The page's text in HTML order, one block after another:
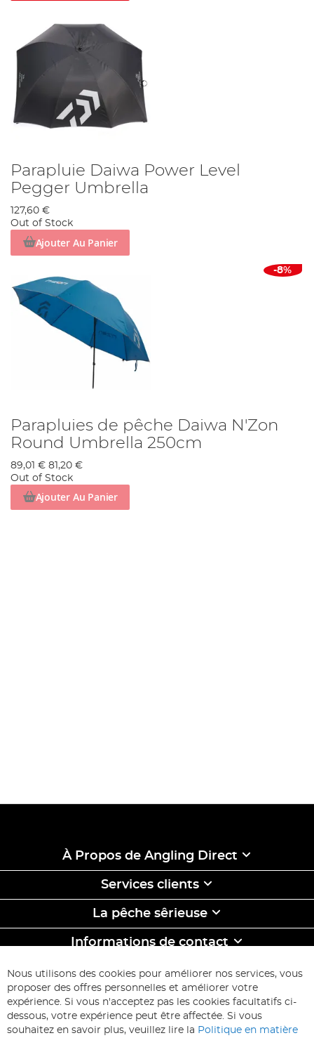
Parapluie Daiwa Power Level
Pegger Umbrella
127,60 €
Out of Stock
Ajouter Au Panier
-8%
Parapluies de pêche Daiwa N'Zon
Round Umbrella 250cm
89,01 € 81,20 €
Out of Stock
Ajouter Au Panier
À Propos de Angling Direct
Services clients
La pêche sêrieuse
Informations de contact
ABONNEZ-VOUS & ECONOMISEZ
Inscription
à
d’information
Inscription
Nous utilisons des cookies pour améliorer nos services, vous
proposer des offres personnelles et améliorer votre
expérience. Si vous n'acceptez pas les cookies facultatifs ci-
dessous, votre expérience peut être affectée. Si vous
souhaitez en savoir plus, veuillez lire la Politique en matière